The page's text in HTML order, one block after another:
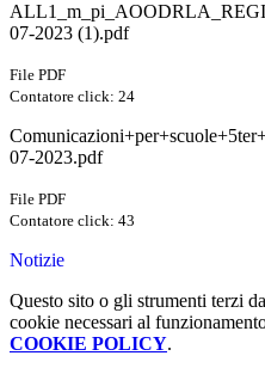
07-2023 (1).pdf
File PDF
Contatore click: 24
07-2023.pdf
File PDF
Contatore click: 43
Notizie
Questo sito o gli strumenti terzi
cookie necessari al
COOKIE POLICY.